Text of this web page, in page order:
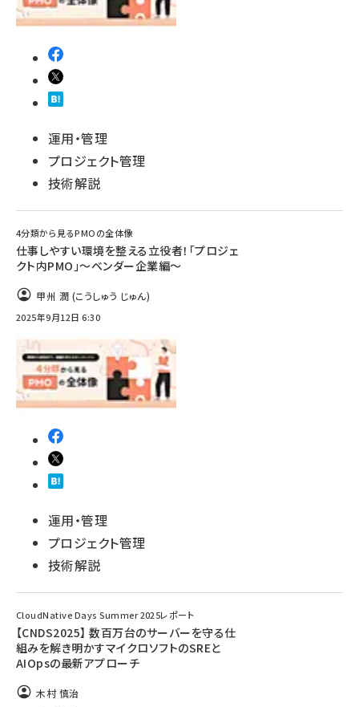
運用・管理
プロジェクト管理
技術解説
4分類から見るPMOの全体像
仕事しやすい環境を整える立役者！「プロジェ
クト内PMO」〜ベンダー企業編〜
甲州 潤 (こうしゅう じゅん)
2025年9月12日 6:30
運用・管理
プロジェクト管理
技術解説
CloudNative Days Summer 2025レポート
【CNDS2025】 数百万台のサーバーを守る仕
組みを解き明かすマイクロソフトのSREと
AIOpsの最新アプローチ
木村 慎治